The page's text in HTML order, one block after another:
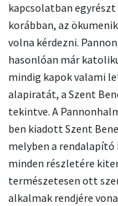
kapcsolatban
korábban, az
volna kérdezni.
hasonlóan már
mindig kapok valami
alapiratát, a Szent
tekintve. A
ben kiadott Szent
melyben a rendalapító
minden részletére
természetesen ott
alkalmak rendjére